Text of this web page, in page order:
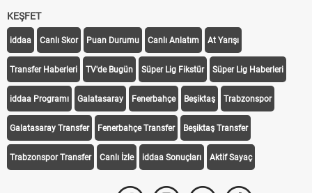
KEŞFET
iddaa Canlı Skor Puan Durumu Canlı Anlatım At Yarışı
Transfer Haberleri TV'de Bugün Süper Lig Fikstür Süper Lig Haberleri
iddaa Programı Galatasaray Fenerbahçe Beşiktaş Trabzonspor
Galatasaray Transfer Fenerbahçe Transfer Beşiktaş Transfer
Trabzonspor Transfer Canlı İzle iddaa Sonuçları Aktif Sayaç